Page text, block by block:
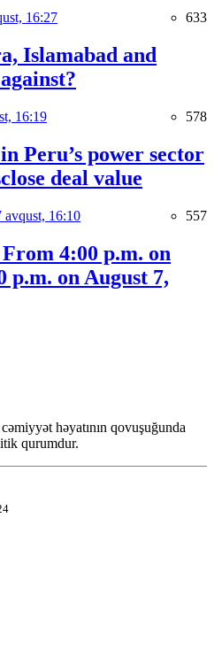
16:27 633
Islamabad and
16:19 578
Peru’s power sector
deal value
avqust, 16:10 557
4:00 p.m. on
p.m. on August 7,
həyatının qovuşuğunda
qurumdur.